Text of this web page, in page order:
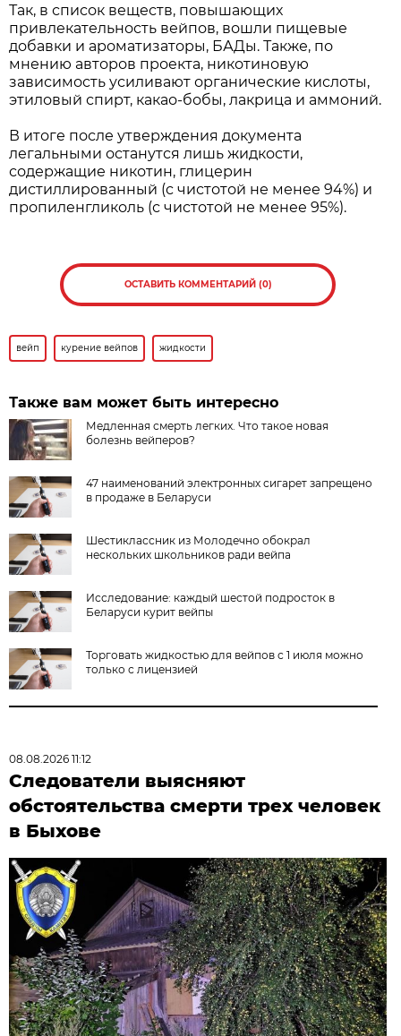
Так, в список веществ, повышающих
привлекательность вейпов, вошли пищевые
добавки и ароматизаторы, БАДы. Также, по
мнению авторов проекта, никотиновую
зависимость усиливают органические кислоты,
этиловый спирт, какао-бобы, лакрица и аммоний.
В итоге после утверждения документа
легальными останутся лишь жидкости,
содержащие никотин, глицерин
дистиллированный (с чистотой не менее 94%) и
пропиленгликоль (с чистотой не менее 95%).
ОСТАВИТЬ КОММЕНТАРИЙ (0)
вейп курение вейпов жидкости
Также вам может быть интересно
Медленная смерть легких. Что такое новая
болезнь вейперов?
47 наименований электронных сигарет запрещено
в продаже в Беларуси
Шестиклассник из Молодечно обокрал
нескольких школьников ради вейпа
Исследование: каждый шестой подросток в
Беларуси курит вейпы
Торговать жидкостью для вейпов с 1 июля можно
только с лицензией
08.08.2026 11:12
Следователи выясняют
обстоятельства смерти трех человек
в Быхове